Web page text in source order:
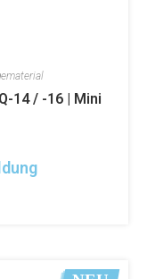
14 / -16 | Mini